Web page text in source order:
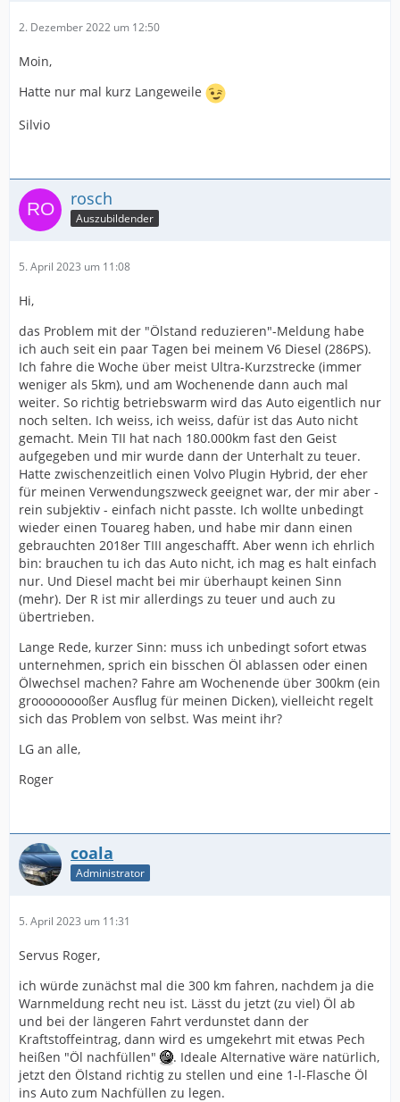
2. Dezember 2022 um 12:50
Moin,
Hatte nur mal kurz Langeweile
Silvio
rosch
Auszubildender
5. April 2023 um 11:08
Hi,
das Problem mit der "Ölstand reduzieren"-Meldung habe
ich auch seit ein paar Tagen bei meinem V6 Diesel (286PS).
Ich fahre die Woche über meist Ultra-Kurzstrecke (immer
weniger als 5km), und am Wochenende dann auch mal
weiter. So richtig betriebswarm wird das Auto eigentlich nur
noch selten. Ich weiss, ich weiss, dafür ist das Auto nicht
gemacht. Mein TII hat nach 180.000km fast den Geist
aufgegeben und mir wurde dann der Unterhalt zu teuer.
Hatte zwischenzeitlich einen Volvo Plugin Hybrid, der eher
für meinen Verwendungszweck geeignet war, der mir aber -
rein subjektiv - einfach nicht passte. Ich wollte unbedingt
wieder einen Touareg haben, und habe mir dann einen
gebrauchten 2018er TIII angeschafft. Aber wenn ich ehrlich
bin: brauchen tu ich das Auto nicht, ich mag es halt einfach
nur. Und Diesel macht bei mir überhaupt keinen Sinn
(mehr). Der R ist mir allerdings zu teuer und auch zu
übertrieben.
Lange Rede, kurzer Sinn: muss ich unbedingt sofort etwas
unternehmen, sprich ein bisschen Öl ablassen oder einen
Ölwechsel machen? Fahre am Wochenende über 300km (ein
grooooooooßer Ausflug für meinen Dicken), vielleicht regelt
sich das Problem von selbst. Was meint ihr?
LG an alle,
Roger
coala
Administrator
5. April 2023 um 11:31
Servus Roger,
ich würde zunächst mal die 300 km fahren, nachdem ja die
Warnmeldung recht neu ist. Lässt du jetzt (zu viel) Öl ab
und bei der längeren Fahrt verdunstet dann der
Kraftstoffeintrag, dann wird es umgekehrt mit etwas Pech
heißen "Öl nachfüllen"
. Ideale Alternative wäre natürlich,
jetzt den Ölstand richtig zu stellen und eine 1-l-Flasche Öl
ins Auto zum Nachfüllen zu legen.